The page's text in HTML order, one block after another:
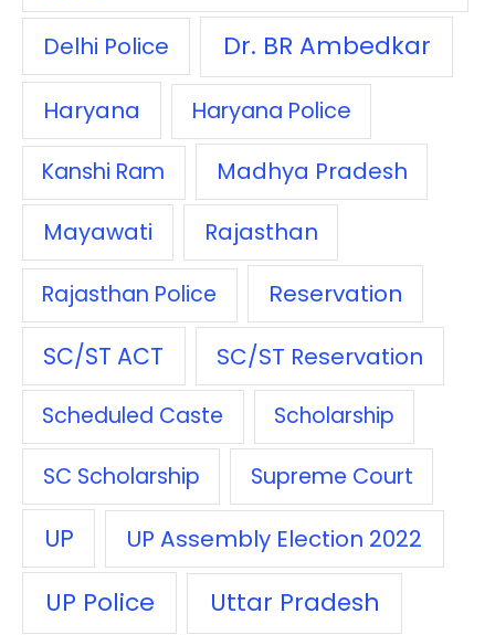
Delhi Police Dr. BR Ambedkar
Haryana Haryana Police
Kanshi Ram
Madhya Pradesh
Mayawati
Rajasthan
Rajasthan Police Reservation
SC/ST ACT SC/ST Reservation
Scheduled Caste Scholarship
SC Scholarship Supreme Court
UP UP Assembly Election 2022
UP Police Uttar Pradesh